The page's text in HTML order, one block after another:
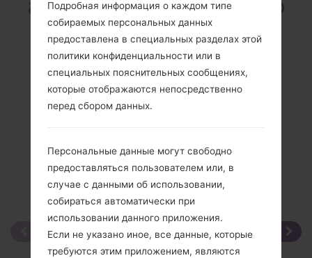
Подробная информация о каждом типе
собираемых персональных данных
предоставлена в специальных разделах этой
политики конфиденциальности или в
специальных пояснительных сообщениях,
которые отображаются непосредственно
перед сбором данных.
Персональные данные могут свободно
предоставляться пользователем или, в
случае с данными об использовании,
собираться автоматически при
использовании данного приложения.
Если не указано иное, все данные, которые
требуются этим приложением, являются